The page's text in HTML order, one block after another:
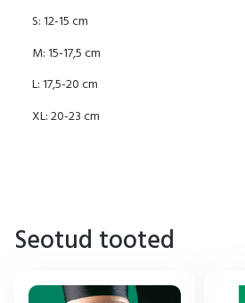
S: 12-15 cm
M: 15-17,5 cm
L: 17,5-20 cm
XL: 20-23 cm
Seotud tooted